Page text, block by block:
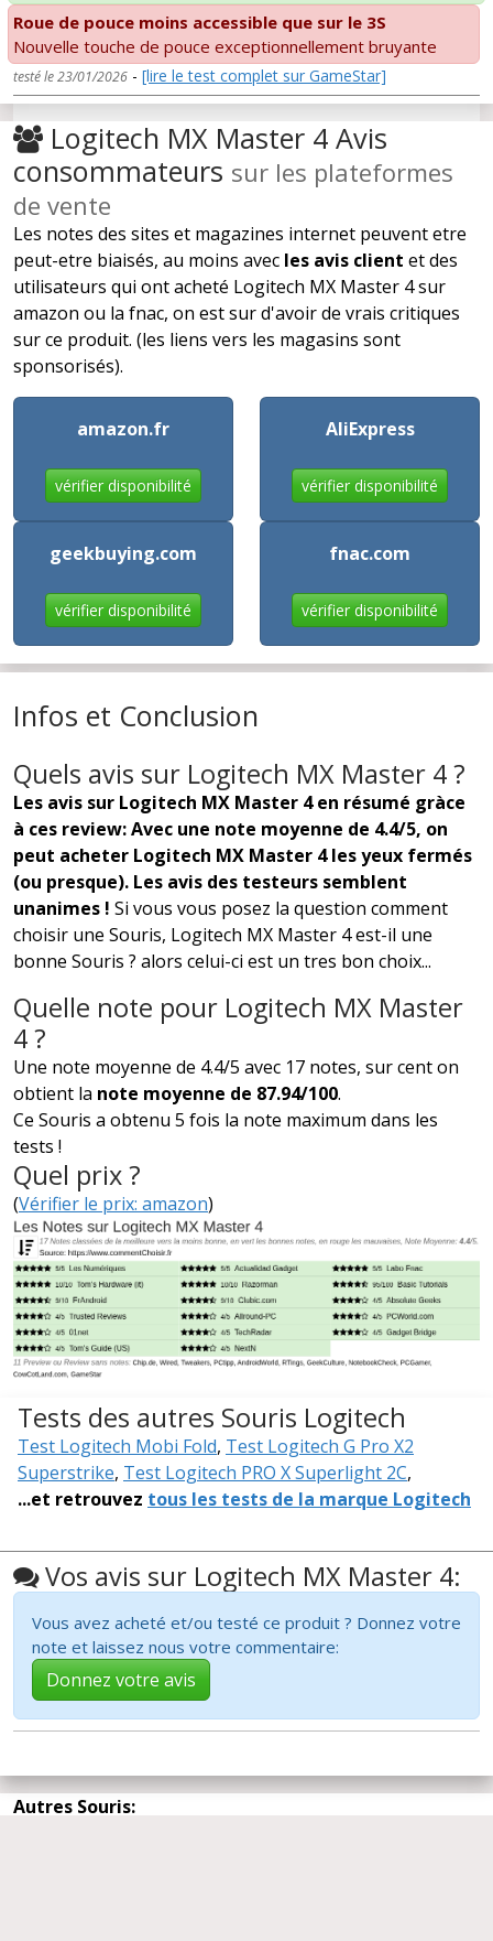
Roue de pouce moins accessible que sur le 3S
Nouvelle touche de pouce exceptionnellement bruyante
testé le 23/01/2026 - [lire le test complet sur GameStar]
Logitech MX Master 4 Avis
consommateurs sur les plateformes
de vente
Les notes des sites et magazines internet peuvent etre
peut-etre biaisés, au moins avec les avis client et des
utilisateurs qui ont acheté Logitech MX Master 4 sur
amazon ou la fnac, on est sur d'avoir de vrais critiques
sur ce produit. (les liens vers les magasins sont
sponsorisés).
amazon.fr
vérifier disponibilité
AliExpress
vérifier disponibilité
geekbuying.com
vérifier disponibilité
fnac.com
vérifier disponibilité
Infos et Conclusion
Quels avis sur Logitech MX Master 4 ?
Les avis sur Logitech MX Master 4 en résumé gràce
à ces review: Avec une note moyenne de 4.4/5, on
peut acheter Logitech MX Master 4 les yeux fermés
(ou presque). Les avis des testeurs semblent
unanimes ! Si vous vous posez la question comment
choisir une Souris, Logitech MX Master 4 est-il une
bonne Souris ? alors celui-ci est un tres bon choix...
Quelle note pour Logitech MX Master
4 ?
Une note moyenne de 4.4/5 avec 17 notes, sur cent on
obtient la note moyenne de 87.94/100.
Ce Souris a obtenu 5 fois la note maximum dans les
tests !
Quel prix ?
(Vérifier le prix: amazon)
Tests des autres Souris Logitech
Test Logitech Mobi Fold, Test Logitech G Pro X2
Superstrike, Test Logitech PRO X Superlight 2C,
...et retrouvez tous les tests de la marque Logitech
Vos avis sur Logitech MX Master 4:
Vous avez acheté et/ou testé ce produit ? Donnez votre
note et laissez nous votre commentaire:
Donnez votre avis
Autres Souris: